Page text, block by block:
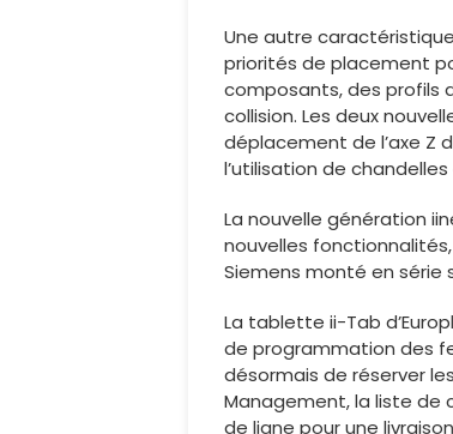
Une autre
priorités de placement
composants, des profils
collision. Les deux
déplacement de l’axe Z
l’utilisation de
La nouvelle génération
nouvelles
Siemens monté en
La tablette ii-Tab
de programmation des
désormais de réserver
Management, la liste
de ligne pour une